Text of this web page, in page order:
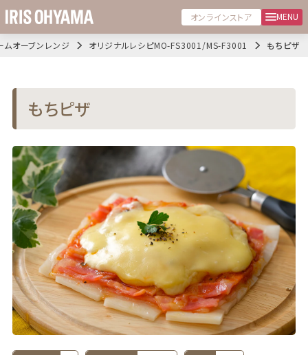
オンラインストア MENU
ムオーブンレンジ オリジナルレシピMO-FS3001/MS-F3001 もちピザ
もちピザ